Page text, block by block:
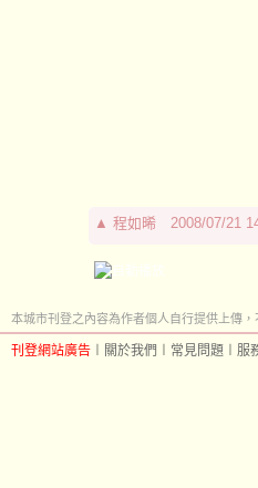
▲ 程如晞 2008/07/21
本城市刊登之內容為作者個人自行提供上傳，
刊登網站廣告 關於我們 常見問題 服